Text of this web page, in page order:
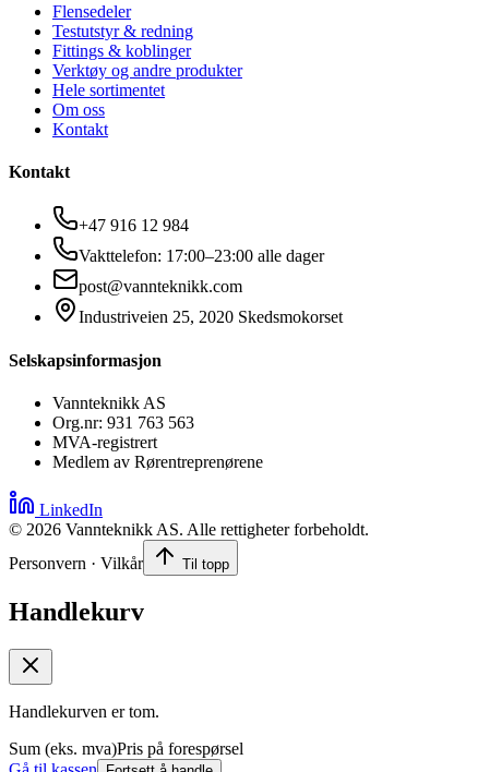
Flensedeler
Testutstyr & redning
Fittings & koblinger
Verktøy og andre produkter
Hele sortimentet
Om oss
Kontakt
Kontakt
+47 916 12 984
Vakttelefon: 17:00–23:00 alle dager
post@vannteknikk.com
Industriveien 25, 2020 Skedsmokorset
Selskapsinformasjon
Vannteknikk AS
Org.nr: 931 763 563
MVA-registrert
Medlem av Rørentreprenørene
LinkedIn
© 2026 Vannteknikk AS. Alle rettigheter forbeholdt.
Personvern · Vilkår
Til topp
Handlekurv
Handlekurven er tom.
Sum (eks. mva)Pris på forespørsel